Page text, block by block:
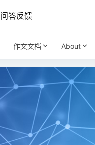
问答反馈
作文文档 About